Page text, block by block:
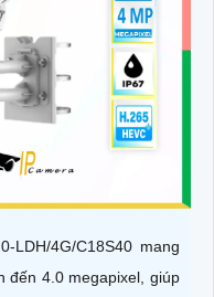
LDH/4G/C18S40 mang
đến 4.0 megapixel, giúp